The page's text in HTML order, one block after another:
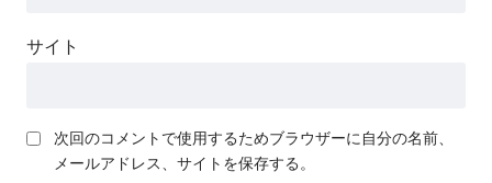
サイト
次回のコメントで使用するためブラウザーに自分の名前、
メールアドレス、サイトを保存する。